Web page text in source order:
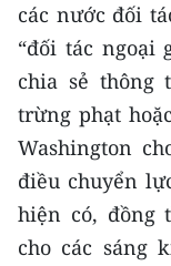
các nước đối
“đối tác ngoại
chia sẻ thông
trừng phạt
Washington
điều chuyển
hiện có, đồng
cho các sáng